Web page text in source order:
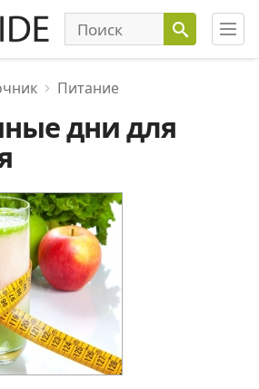
Питание
дни для